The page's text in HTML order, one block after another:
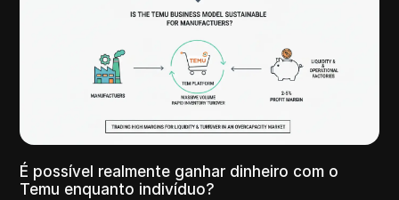
É possível realmente ganhar dinheiro com o
Temu enquanto indivíduo?